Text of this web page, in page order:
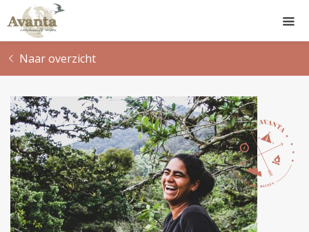
Naar overzicht